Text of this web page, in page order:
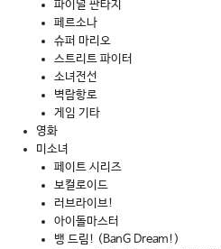
파이널 판타지
페르소나
슈퍼 마리오
스트리트 파이터
소녀전선
벽람항로
게임 기타
영화
미소녀
페이트 시리즈
보컬로이드
러브라이브!
아이돌마스터
뱅 드림! (BanG Dream!)